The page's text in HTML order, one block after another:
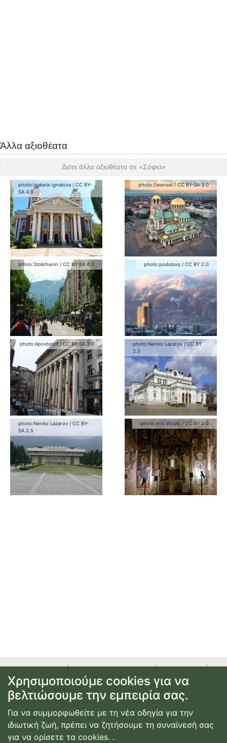
Άλλα αξιοθέατα
Δείτε άλλα αξιοθέατα σε «Σόφια»
photo:Isabela Ignatova /CC BY-
SA 4.0
photo:Deensel /CC BY-SA 3.0
photo:Stolichanin / CC BY-SA 4.0 photo:podoboq / CC BY 2.0
photo:Apostoloff /CC BY-SA 3.0 photo:Nenko Lazarov / CC BY
2.5
photo:Nenko Lazarov / CC BY-
SA 2.5
photo:Ann Wuyts / CC BY 2.0
προσφορές|αεροπορικά εισιτήρια|ξενοδοχεία|
ενοικίαση αυτοκινήτου|ακτοπλοϊκά εισιτήρια|
ή σύνδεση| επικοινωνία | όροι χρήσης|πολιτική
© Copyright
2026 Κατασκευή Ιστοσελίδας
Webdimension
Χρησιμοποιούμε cookies για να
βελτιώσουμε την εμπειρία σας.
Για να συμμορφωθείτε με τη νέα οδηγία για την
ιδιωτική ζωή, πρέπει να ζητήσουμε τη συναίνεσή σας
για να ορίσετε τα cookies. .